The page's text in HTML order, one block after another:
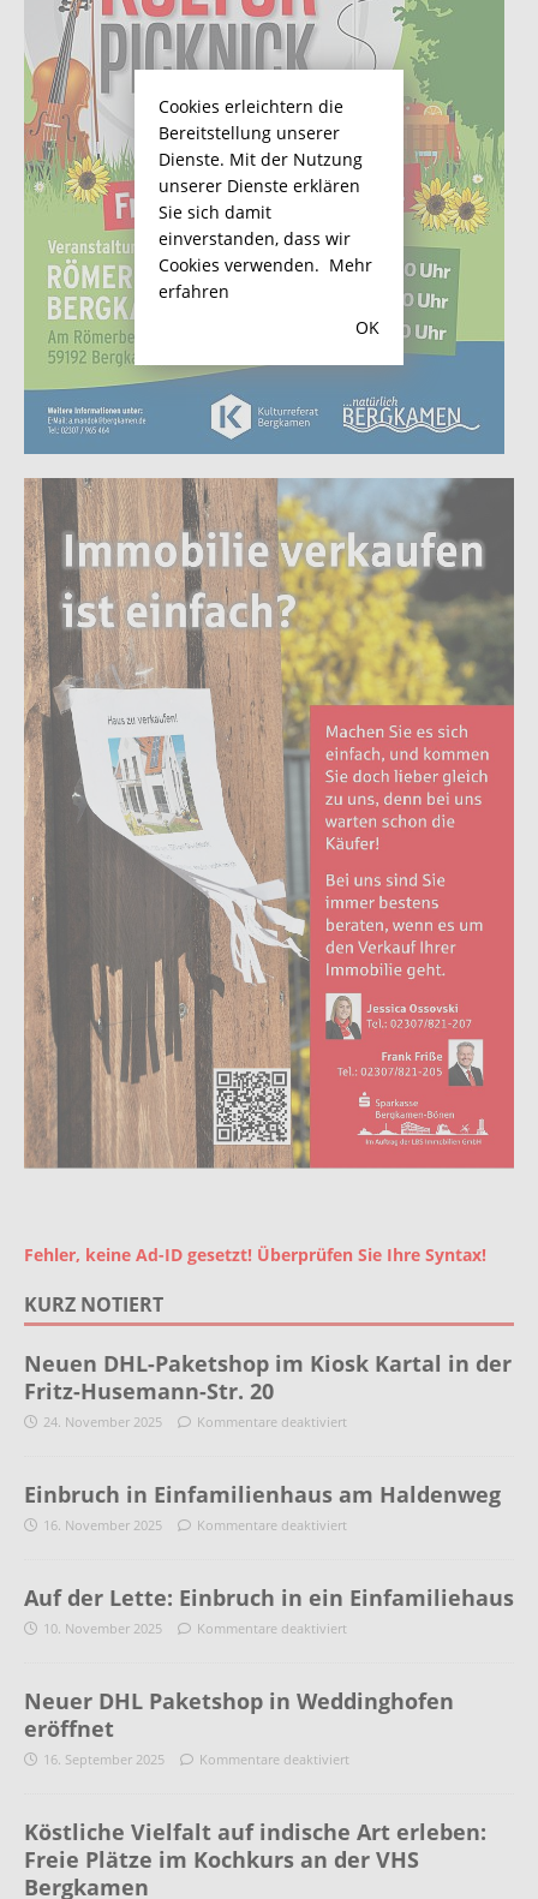
Fehler, keine Ad-ID gesetzt! Überprüfen Sie Ihre Syntax!
KURZ NOTIERT
Neuen DHL-Paketshop im Kiosk Kartal in der
Fritz-Husemann-Str. 20
24. November 2025 Kommentare deaktiviert
Einbruch in Einfamilienhaus am Haldenweg
16. November 2025 Kommentare deaktiviert
Auf der Lette: Einbruch in ein Einfamiliehaus
10. November 2025 Kommentare deaktiviert
Neuer DHL Paketshop in Weddinghofen
eröffnet
16. September 2025 Kommentare deaktiviert
Köstliche Vielfalt auf indische Art erleben:
Freie Plätze im Kochkurs an der VHS
Bergkamen
Cookies erleichtern die
Bereitstellung unserer
Dienste. Mit der Nutzung
unserer Dienste erklären
Sie sich damit
einverstanden, dass wir
Cookies verwenden. Mehr
erfahren
OK